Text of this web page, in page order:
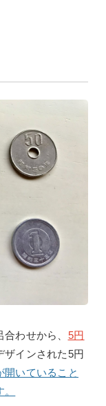
合わせから、 5円
ザインされた5円
開いていること